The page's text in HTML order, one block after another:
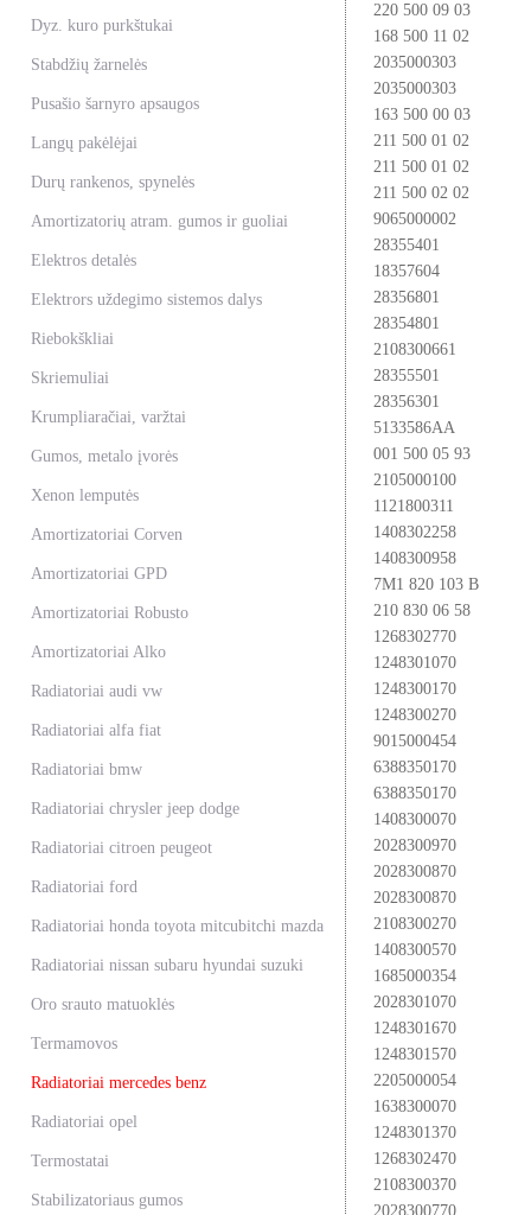
Dyz. kuro purkštukai
Stabdžių žarnelės
Pusašio šarnyro apsaugos
Langų pakėlėjai
Durų rankenos, spynelės
Amortizatorių atram. gumos ir guoliai
Elektros detalės
Elektrors uždegimo sistemos dalys
Riebokškliai
Skriemuliai
Krumpliaračiai, varžtai
Gumos, metalo įvorės
Xenon lemputės
Amortizatoriai Corven
Amortizatoriai GPD
Amortizatoriai Robusto
Amortizatoriai Alko
Radiatoriai audi vw
Radiatoriai alfa fiat
Radiatoriai bmw
Radiatoriai chrysler jeep dodge
Radiatoriai citroen peugeot
Radiatoriai ford
Radiatoriai honda toyota mitcubitchi mazda
Radiatoriai nissan subaru hyundai suzuki
Oro srauto matuoklės
Termamovos
Radiatoriai mercedes benz
Radiatoriai opel
Termostatai
Stabilizatoriaus gumos
220 500 09 03
168 500 11 02
2035000303
2035000303
163 500 00 03
211 500 01 02
211 500 01 02
211 500 02 02
9065000002
28355401
18357604
28356801
28354801
2108300661
28355501
28356301
5133586AA
001 500 05 93
2105000100
1121800311
1408302258
1408300958
7M1 820 103 B
210 830 06 58
1268302770
1248301070
1248300170
1248300270
9015000454
6388350170
6388350170
1408300070
2028300970
2028300870
2028300870
2108300270
1408300570
1685000354
2028301070
1248301670
1248301570
2205000054
1638300070
1248301370
1268302470
2108300370
2028300770